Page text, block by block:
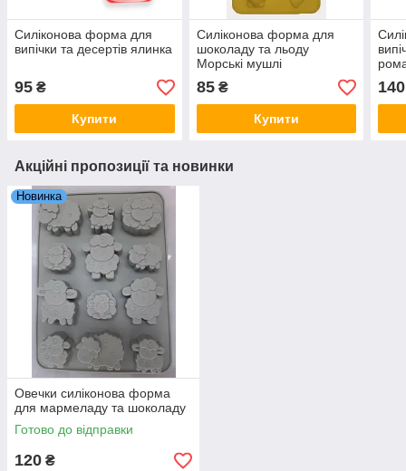
Силіконова форма для
випічки та десертів ялинка
95 ₴
Купити
Силіконова форма для
шоколаду та льоду
Морські мушлі
85₴
Купити
140
Акційні пропозиції та новинки
Новинка
Овечки силіконова форма
для мармеладу та шоколаду
Готово до відправки
120 ₴